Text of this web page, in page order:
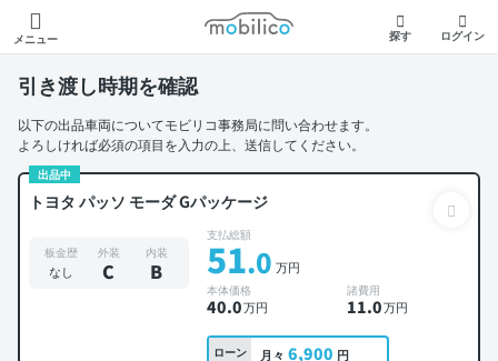
メニュー
モビリコ
探す ログイン
引き渡し時期を確認
以下の出品車両についてモビリコ事務局に問い合わせます。
よろしければ必須の項目を入力の上、送信してください。
出品中
トヨタ パッソ モーダ Gパッケージ
板金歴
なし
外装
C
内装
B
支払総額
51.0 万円
本体価格
40.0万円
諸費用
11.0万円
ローン
月々 6,900 円